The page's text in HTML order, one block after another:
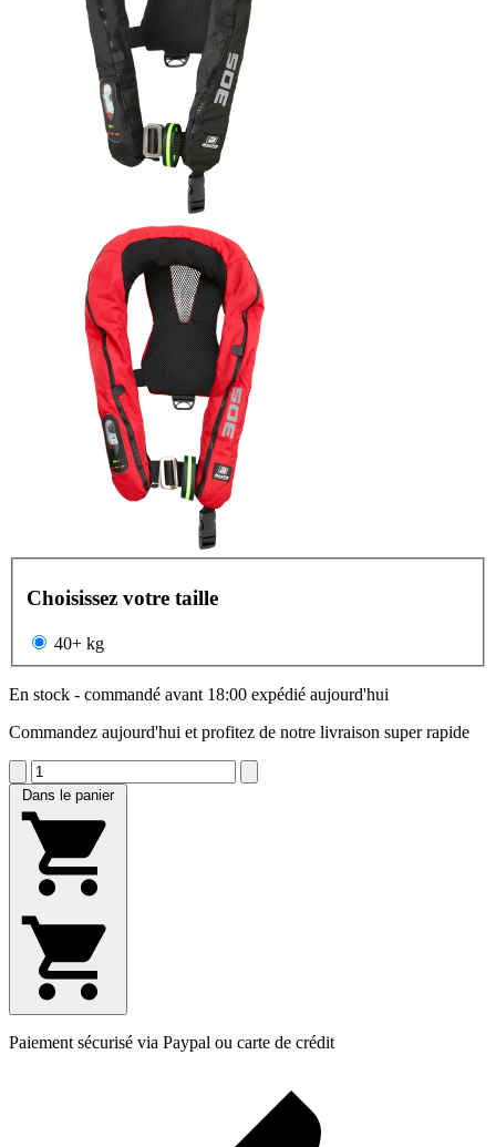
Choisissez votre taille
40+ kg
En stock - commandé avant 18:00 expédié aujourd'hui
Commandez aujourd'hui et profitez de notre livraison super rapide
Dans le panier
Paiement sécurisé via Paypal ou carte de crédit